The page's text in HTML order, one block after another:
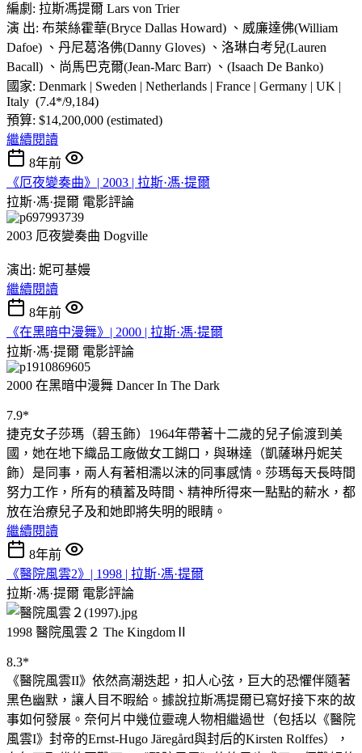
編劇: 拉斯馮提爾 Lars von Trier
演 出: 布萊絲霍華(Bryce Dallas Howard) 、威廉達佛(William
Dafoe) 、丹尼葛洛佛(Danny Gloves) 、洛琳白考兒(Lauren
Bacall) 、尚馬巴克爾(Jean-Marc Barr) 、(Isaach De Banko)
國家: Denmark | Sweden | Netherlands | France | Germany | UK |
Italy (7.4*/9,184)
預算: $14,200,000 (estimated)
繼續閱讀
8年前
《厄夜變奏曲》| 2003 | 拉斯·馮·提爾
拉斯·馮·提爾 電影評論
2003 厄夜變奏曲 Dogville
演出: 妮可基嫚
繼續閱讀
8年前
《在黑暗中漫舞》| 2000 | 拉斯·馮·提爾
拉斯·馮·提爾 電影評論
2000 在黑暗中漫舞 Dancer In The Dark
7.9*
捷克女子莎瑪（碧玉飾）1964年帶著十二歲的兒子偷渡到美
國，她在地下織品工廠做女工餬口，與琳達（凱薩琳丹妮芙
飾）是同事，兩人有著相濡以沫的同事感情。莎瑪每天長時間
努力工作，所有的積蓄及時間、精神所得來一點點的薪水，都
放在治療兒子及和她即將失明的眼睛。
繼續閱讀
8年前
《醫院風雲2》| 1998 | 拉斯·馮·提爾
拉斯·馮·提爾 電影評論
1998 醫院風雲２ The KingdomⅡ
8.3*
《醫院風雲II》依然高潮迭起，扣人心弦，巨大的恐懼伴隨著
黑色幽默，讓人目不暇給。據說拉斯馮提爾已寫好接下來的故
事如何發展。奈何片中幾位靈魂人物相繼過世（包括以《醫院
風雲I》封帝的Ernst-Hugo Järegård與封后的Kirsten Rolffes），